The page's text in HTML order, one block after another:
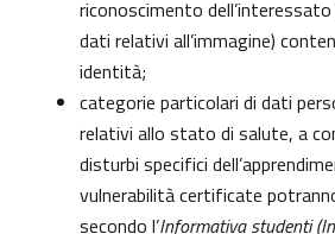
riconoscimento
dati relativi all’immagine)
identità;
categorie particolari di dati
relativi allo stato di salute, a
disturbi specifici
vulnerabilità certificate
secondo l’Informativa studenti